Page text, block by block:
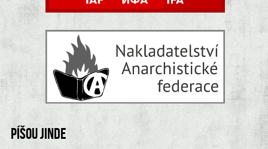
Píšou jinde